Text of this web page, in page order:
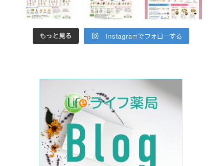
もっと見る Instagramでフォローする